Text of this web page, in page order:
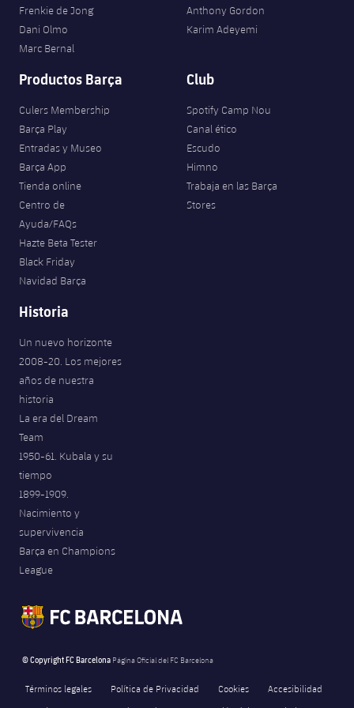
Jugadores
Fotos
Historia
Palmarés
Clasificaciones
Juvenil
Infantil
Noticias
Atletismo
plusicon
más
Masculino
Femenino
Agenda
Baloncesto en silla de ruedas
plusicon
más
Actualidad
Jugadores
Calendario
Resultados
Clasificaciones
Hockey sobre hielo
Actualidad
Calendario
Resultados
Clasificaciones
plusicon
más
Noticias
Hockey Hierba Masculino
Hockey Hierba Femenino
Patinaje artístico
plusicon
más
Actualidad
Plantilla
Escuela de Patinaje
Rugby
Jugadores
Clasificaciones
Fotos
plusicon
más
Noticias
Voleibol masculino
Voleibol femenino
Apúntate a las amateurs
plusicon
más
Apúntate a las amateurs
Carnet de las Secciones Amateurs
League of Legends
VALORANT Rising
VALORANT Game Changers
Frenkie de Jong
Dani Olmo
Marc Bernal
Anthony Gordon
Karim Adeyemi
Productos Barça
Culers Membership
Barça Play
Entradas y Museo
Barça App
Tienda online
Centro de
Ayuda/FAQs
Hazte Beta Tester
Black Friday
Navidad Barça
Club
Spotify Camp Nou
Canal ético
Escudo
Himno
Trabaja en las Barça
Stores
Historia
Un nuevo horizonte
2008-20. Los mejores
años de nuestra
historia
La era del Dream
Team
1950-61. Kubala y su
tiempo
1899-1909.
Nacimiento y
supervivencia
Barça en Champions
League
© Copyright FC Barcelona Página Oficial del FC Barcelona
Términos legales Política de Privacidad Cookies
Accesibilidad